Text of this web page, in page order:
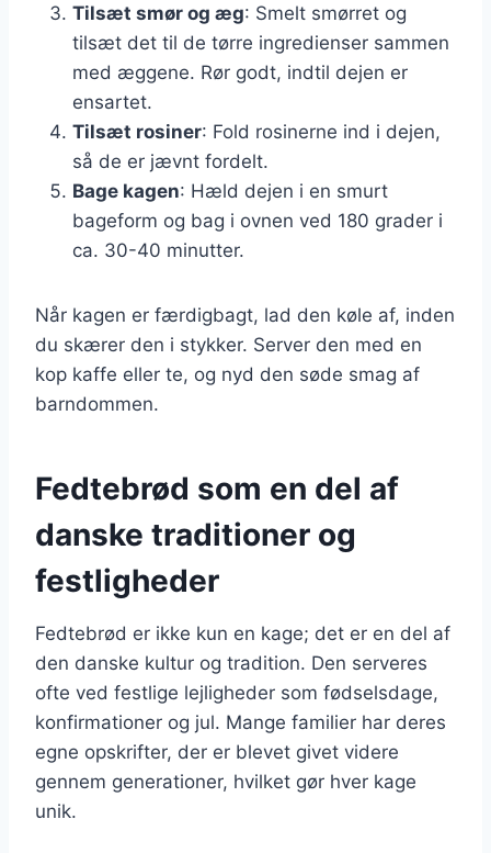
Tilsæt smør og æg: Smelt smørret og
tilsæt det til de tørre ingredienser sammen
med æggene. Rør godt, indtil dejen er
ensartet.
Tilsæt rosiner: Fold rosinerne ind i dejen,
så de er jævnt fordelt.
Bage kagen: Hæld dejen i en smurt
bageform og bag i ovnen ved 180 grader i
ca. 30-40 minutter.
Når kagen er færdigbagt, lad den køle af, inden
du skærer den i stykker. Server den med en
kop kaffe eller te, og nyd den søde smag af
barndommen.
Fedtebrød som en del af
danske traditioner og
festligheder
Fedtebrød er ikke kun en kage; det er en del af
den danske kultur og tradition. Den serveres
ofte ved festlige lejligheder som fødselsdage,
konfirmationer og jul. Mange familier har deres
egne opskrifter, der er blevet givet videre
gennem generationer, hvilket gør hver kage
unik.